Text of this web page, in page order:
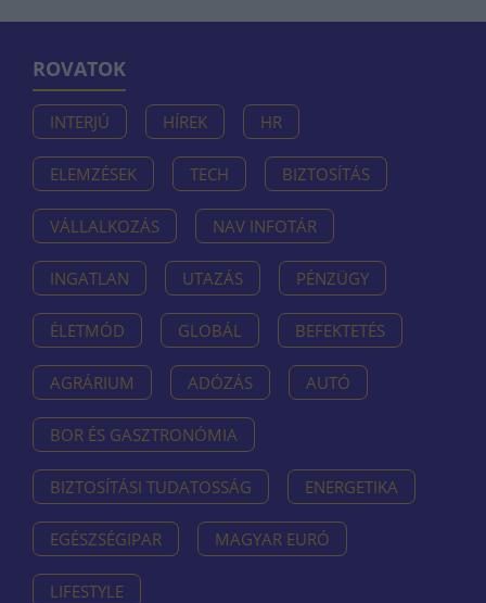
ROVATOK
INTERJÚ HÍREK HR
ELEMZÉSEK TECH BIZTOSÍTÁS
VÁLLALKOZÁS NAV INFOTÁR
INGATLAN UTAZÁS PÉNZÜGY
ÉLETMÓD GLOBÁL BEFEKTETÉS
AGRÁRIUM ADÓZÁS AUTÓ
BOR ÉS GASZTRONÓMIA
BIZTOSÍTÁSI TUDATOSSÁG ENERGETIKA
EGÉSZSÉGIPAR MAGYAR EURÓ
LIFESTYLE